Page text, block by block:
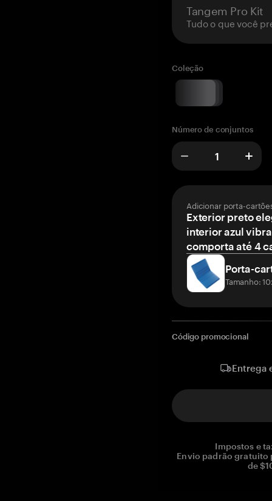
Tangem Pro Kit
Tudo o que você
Coleção
Número de conjuntos
Adicionar porta-
Exterior preto
interior azul
comporta até 4
Porta-
Tamanho:
Código promocional
Entrega
Impostos e
Envio padrão gratuito
de